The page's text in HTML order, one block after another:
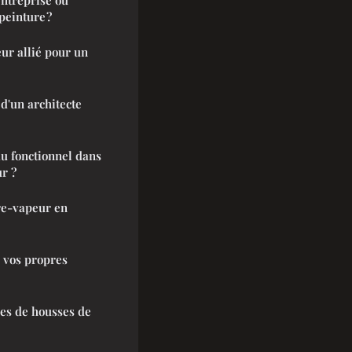
?
allié pour un
architecte
fonctionnel dans
?
vapeur en
propres
de housses de